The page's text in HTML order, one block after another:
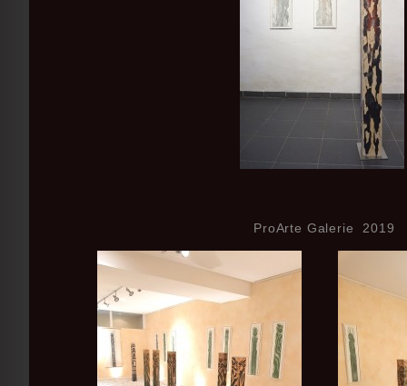
ProArte Galerie 2019